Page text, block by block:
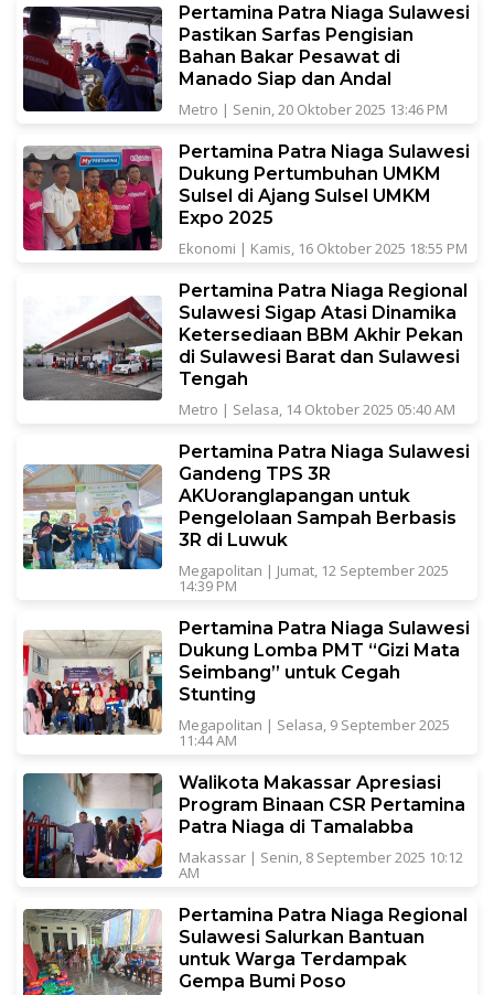
Pertamina Patra Niaga Sulawesi
Pastikan Sarfas Pengisian
Bahan Bakar Pesawat di
Manado Siap dan Andal
Metro | Senin, 20 Oktober 2025 13:46 PM
Pertamina Patra Niaga Sulawesi
Dukung Pertumbuhan UMKM
Sulsel di Ajang Sulsel UMKM
Expo 2025
Ekonomi | Kamis, 16 Oktober 2025 18:55 PM
Pertamina Patra Niaga Regional
Sulawesi Sigap Atasi Dinamika
Ketersediaan BBM Akhir Pekan
di Sulawesi Barat dan Sulawesi
Tengah
Metro | Selasa, 14 Oktober 2025 05:40 AM
Pertamina Patra Niaga Sulawesi
Gandeng TPS 3R
AKUoranglapangan untuk
Pengelolaan Sampah Berbasis
3R di Luwuk
Megapolitan | Jumat, 12 September 2025
14:39 PM
Pertamina Patra Niaga Sulawesi
Dukung Lomba PMT “Gizi Mata
Seimbang” untuk Cegah
Stunting
Megapolitan | Selasa, 9 September 2025
11:44 AM
Walikota Makassar Apresiasi
Program Binaan CSR Pertamina
Patra Niaga di Tamalabba
Makassar| Senin, 8 September 2025 10:12
AM
Pertamina Patra Niaga Regional
Sulawesi Salurkan Bantuan
untuk Warga Terdampak
Gempa Bumi Poso